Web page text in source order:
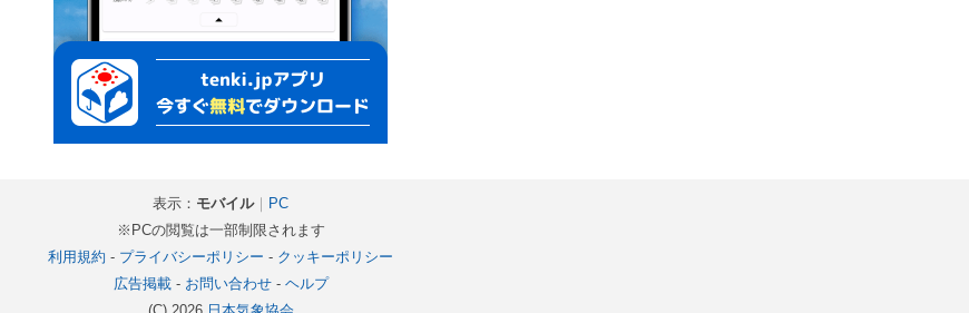
表示： モバイル｜
PC
※PCの閲覧は一部制限されます
利用規約 - プライバシーポリシー - クッキーポリシー
広告掲載- お問い合わせ- ヘルプ